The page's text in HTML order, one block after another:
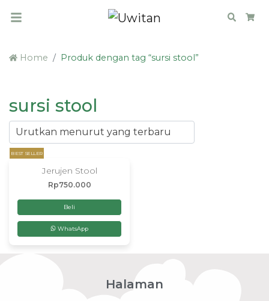
Search
Home Produk dengan tag “sursi stool”
sursi stool
BEST SELLER
Jerujen Stool
Rp750.000
Beli
WhatsApp
Halaman